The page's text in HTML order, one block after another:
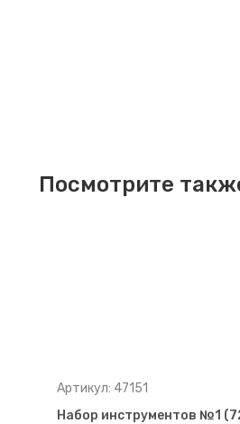
Посмотрите
Артикул: 47151
Набор инструментов №1